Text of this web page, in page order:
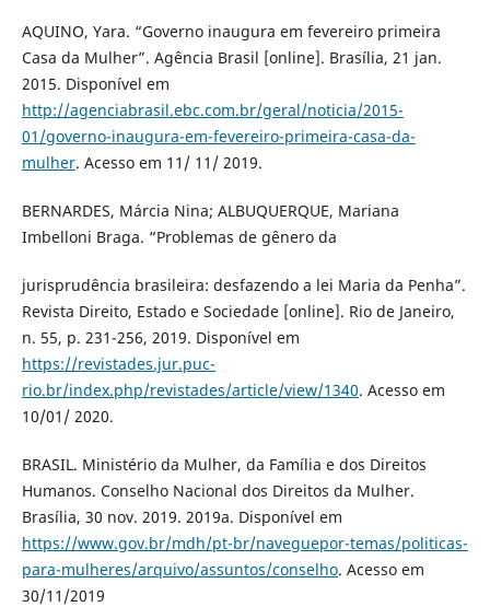
AQUINO, Yara. “Governo inaugura em fevereiro primeira
Casa da Mulher”. Agência Brasil [online]. Brasília, 21 jan.
2015. Disponível em
http://agenciabrasil.ebc.com.br/geral/noticia/2015-
01/governo-inaugura-em-fevereiro-primeira-casa-da-
mulher. Acesso em 11/ 11/ 2019.
BERNARDES, Márcia Nina; ALBUQUERQUE, Mariana
Imbelloni Braga. “Problemas de gênero da
jurisprudência brasileira: desfazendo a lei Maria da Penha”.
Revista Direito, Estado e Sociedade [online]. Rio de Janeiro,
n. 55, p. 231-256, 2019. Disponível em
https://revistades.jur.puc-
rio.br/index.php/revistades/article/view/1340. Acesso em
10/01/ 2020.
BRASIL. Ministério da Mulher, da Família e dos Direitos
Humanos. Conselho Nacional dos Direitos da Mulher.
Brasília, 30 nov. 2019. 2019a. Disponível em
https://www.gov.br/mdh/pt-br/naveguepor-temas/politicas-
para-mulheres/arquivo/assuntos/conselho. Acesso em
30/11/2019